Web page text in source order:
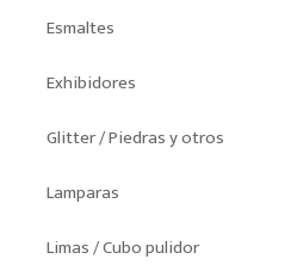
Esmaltes
Exhibidores
Glitter / Piedras y otros
Lamparas
Limas / Cubo pulidor